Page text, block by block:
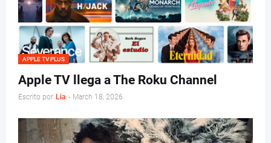
APPLE TV PLUS
Apple TV llega a The Roku Channel
Escrito por Lia - March 18, 2026